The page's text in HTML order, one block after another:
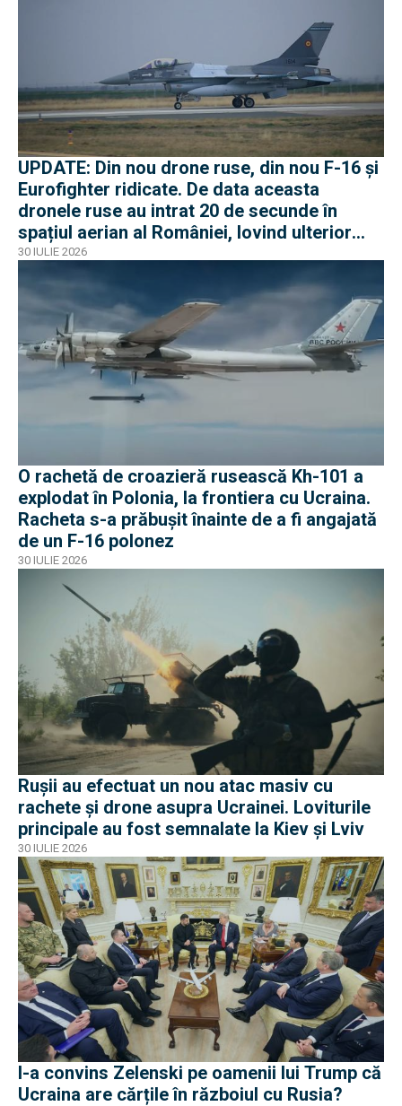
UPDATE: Din nou drone ruse, din nou F-16 și
Eurofighter ridicate. De data aceasta
dronele ruse au intrat 20 de secunde în
spațiul aerian al României, lovind ulterior
Ucraina
30 IULIE 2026
O rachetă de croazieră rusească Kh-101 a
explodat în Polonia, la frontiera cu Ucraina.
Racheta s-a prăbușit înainte de a fi angajată
de un F-16 polonez
30 IULIE 2026
Rușii au efectuat un nou atac masiv cu
rachete și drone asupra Ucrainei. Loviturile
principale au fost semnalate la Kiev și Lviv
30 IULIE 2026
I-a convins Zelenski pe oamenii lui Trump că
Ucraina are cărțile în războiul cu Rusia?